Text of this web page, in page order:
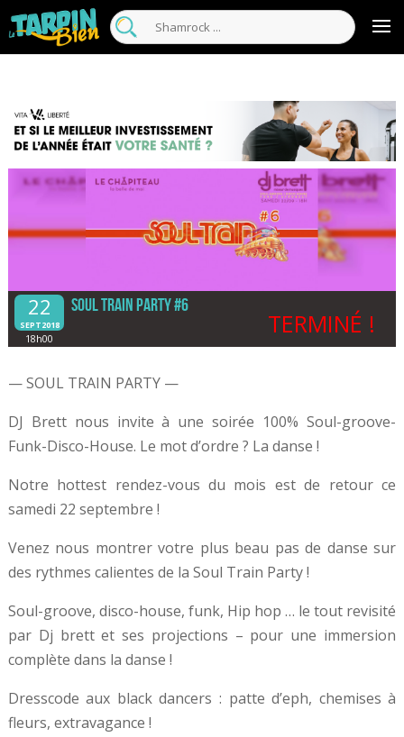
22
SEPT2018
18h00
Soul Train Party #6
TERMINÉ !
— SOUL TRAIN PARTY —
DJ Brett nous invite à une soirée 100% Soul-groove-
Funk-Disco-House. Le mot d’ordre ? La danse !
Notre hottest rendez-vous du mois est de retour ce
samedi 22 septembre !
Venez nous montrer votre plus beau pas de danse sur
des rythmes calientes de la Soul Train Party !
Soul-groove, disco-house, funk, Hip hop … le tout revisité
par Dj brett et ses projections – pour une immersion
complète dans la danse !
Dresscode aux black dancers : patte d’eph, chemises à
fleurs, extravagance !